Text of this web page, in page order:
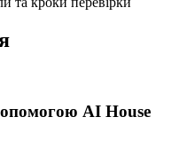
AI House